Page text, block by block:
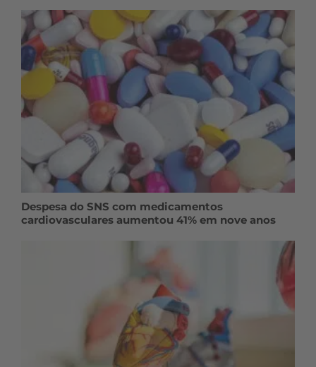
Despesa do SNS com medicamentos
cardiovasculares aumentou 41% em nove anos